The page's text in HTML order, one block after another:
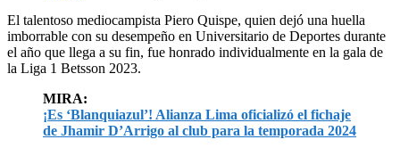
El talentoso mediocampista Piero Quispe, quien dejó una huella
imborrable con su desempeño en Universitario de Deportes durante
el año que llega a su fin, fue honrado individualmente en la gala de
la Liga 1 Betsson 2023.
MIRA:
¡Es ‘Blanquiazul’! Alianza Lima oficializó el fichaje
de Jhamir D’Arrigo al club para la temporada 2024